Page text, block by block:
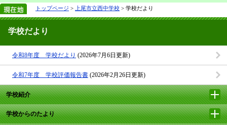
トップページ > 上尾市立西中学校 > 学校だより
学校だより
令和8年度 学校だより (2026年7月6日更新)
令和7年度 学校評価報告書 (2026年2月26日更新)
学校紹介
学校からのたより